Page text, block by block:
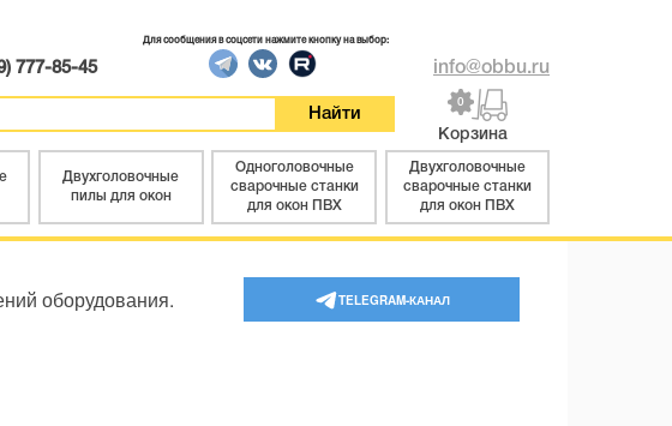
777-85-45
Для сообщения в соцсети нажмите кнопку на выбор:
info@obbu.ru
0
Корзина
Двухголовочные
пилы для окон
Одноголовочные
сварочные станки
для окон ПВХ
Двухголовочные
сварочные станки
для окон ПВХ
оборудования. TELEGRAM-КАНАЛ